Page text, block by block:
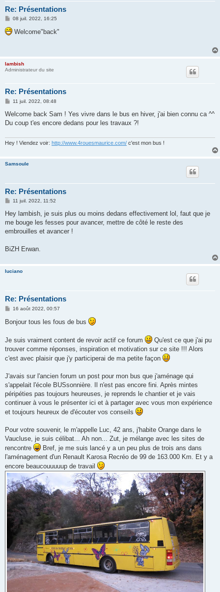
Re: Présentations
M
s
s
08 juil. 2022, 16:25
Welcome"back"
lambish
Administrateur du site
Re: Présentations
M
s
a
11 juil. 2022, 08:48
Welcome back Sam ! Yes vivre dans le bus en hiver, j'ai bien connu ca ^^
Du coup t'es encore dedans pour les travaux ?!
Hey ! Viendez voir: http://www.4rouesmaurice.com/ c'est mon bus !
Samsoule
Re: Présentations
M
s
s
a
g
11 juil. 2022, 11:52
Hey lambish, je suis plus ou moins dedans effectivement lol, faut que je
me bouge les fesses pour avancer, mettre de côté le reste des
embrouilles et avancer !
BiZH Erwan.
luciano
Re: Présentations
M
s
s
e
16 août 2022, 00:57
Bonjour tous les fous de bus
Je suis vraiment content de revoir actif ce forum
Qu'est ce que j'ai pu
trouver comme réponses, inspiration et motivation sur ce site !!! Alors
c'est avec plaisir que j'y participerai de ma petite façon
J'avais sur l'ancien forum un post pour mon bus que j'aménage qui
s'appelait l'école BUSsonnière. Il n'est pas encore fini. Après mintes
péripéties pas toujours heureuses, je reprends le chantier et je vais
continuer à vous le présenter ici et à partager avec vous mon expérience
et toujours heureux de d'écouter vos conseils
Pour votre souvenir, le m'appelle Luc, 42 ans, j'habite Orange dans le
Vaucluse, je suis célibat... Ah non... Zut, je mélange avec les sites de
rencontre
Bref, je me suis lancé y a un peu plus de trois ans dans
l'aménagement d'un Renault Karosa Recréo de 99 de 163.000 Km. Et y a
encore beaucouuuuup de travail